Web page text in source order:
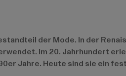
der Mode. In der
Im 20. Jahrhundert
Jahre. Heute sind sie ein